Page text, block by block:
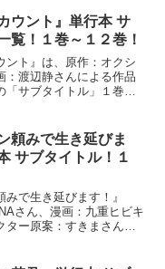
ています
ウント』単行本 サ
覧！１巻～１２巻！
ント』は、原作：オクシ
：渡辺静さんによる作品
サブタイトル」１巻～
頼みで生き延びま
サブタイトル！１
みで生き延びます！』
さん、漫画：九重ヒビキ
ター原案：すきまさんに